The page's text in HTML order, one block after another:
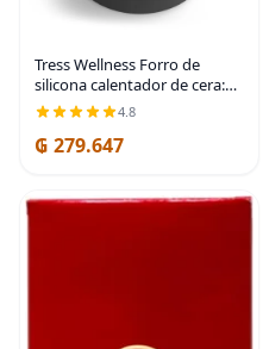
Tress Wellness Forro de
silicona calentador de cera:
fácil de limpiar con 2
espátulas de silicona
compatibles con kit de cera
4.8
₲ 279.647